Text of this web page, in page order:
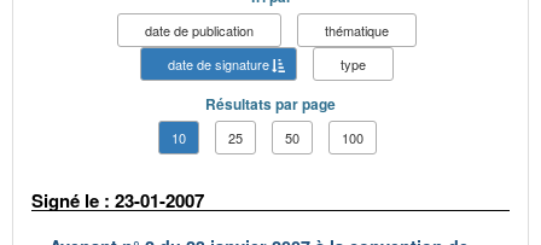
date de publication
thématique
date de signature
type
Résultats par page
10 25 50 100
Signé le : 23-01-2007